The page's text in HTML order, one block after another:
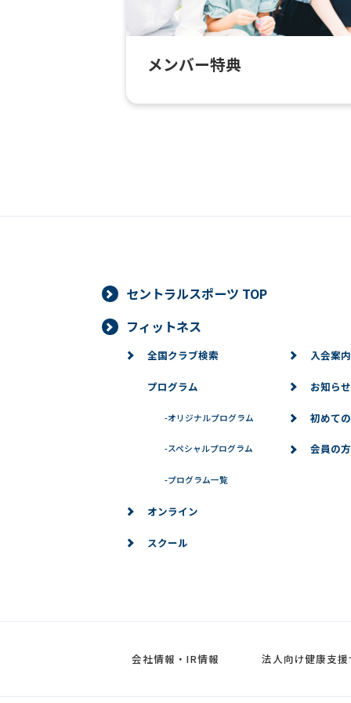
メンバー特典
セントラルスポーツ TOP
フィットネス
全国クラブ検索
プログラム
-オリジナルプログラム
-スペシャルプログラム
-プログラム一覧
オンライン
スクール
入会案内
お知らせ
初めて
会員の
会社情報・IR情報 法人向け健康支